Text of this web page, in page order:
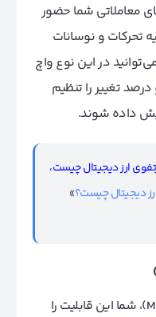
معاملاتی شما حضور
تحرکات و نوسانات
در این نوع واچ
تغییر را تنظیم
داده شوند.
ارز دیجیتال چیست،
دیجیتال چیست؟»
در واچ لیست بازار (Market Watchlist)، شما این قابلیت را